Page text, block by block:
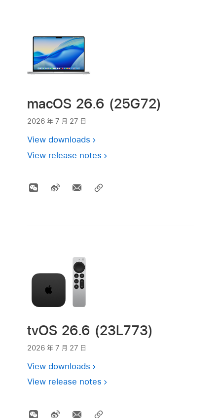
macOS 26.6 (25G72)
2026 年 7 月 27 日
View downloads
View release notes
tvOS 26.6 (23L773)
2026 年 7 月 27 日
View downloads
View release notes